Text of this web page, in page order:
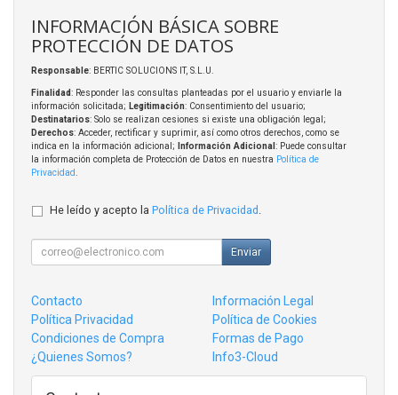
INFORMACIÓN BÁSICA SOBRE
PROTECCIÓN DE DATOS
Responsable: BERTIC SOLUCIONS IT, S.L.U.
Finalidad: Responder las consultas planteadas por el usuario y enviarle la
información solicitada; Legitimación: Consentimiento del usuario;
Destinatarios: Solo se realizan cesiones si existe una obligación legal;
Derechos: Acceder, rectificar y suprimir, así como otros derechos, como se
indica en la información adicional;
Información Adicional : Puede consultar
la información completa de Protección de Datos en nuestra Política de
Privacidad
He leído y acepto la Política de Privacidad
Enviar
Contacto
Información Legal
Política Privacidad
Política de Cookies
Condiciones de Compra
Formas de Pago
¿Quienes Somos?
Info3-Cloud